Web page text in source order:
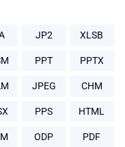
JP2 XLSB
PPT PPTX
JPEG CHM
PPS HTML
ODP PDF